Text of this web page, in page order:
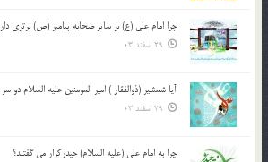
چرا امام علی (ع) بر سایر صحابه پیامبر (ص) برتری
29 اسفند 03
آیا شمشیر (ذوالفقار ) امیر المومنین علیه السلام دو
29 اسفند 03
چرا به امام علی (علیه السلام) حیدرکرار می گفتند؟